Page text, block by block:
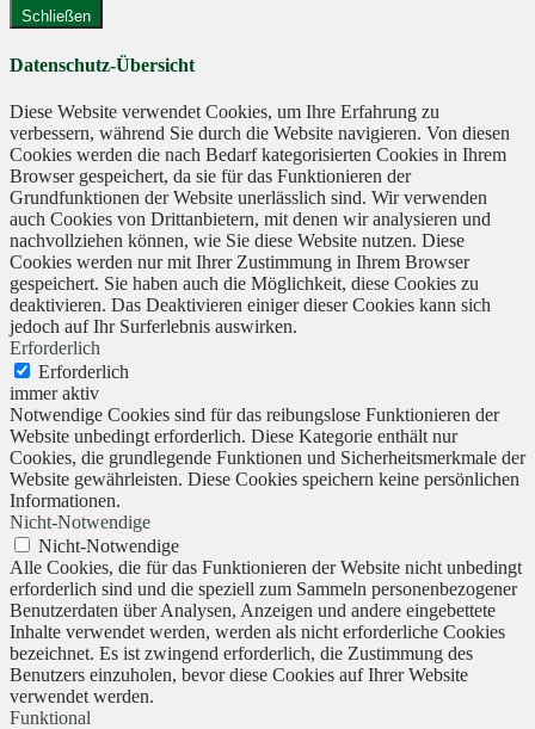
Schließen
Datenschutz-Übersicht
Diese Website verwendet Cookies, um Ihre Erfahrung zu
verbessern, während Sie durch die Website navigieren. Von diesen
Cookies werden die nach Bedarf kategorisierten Cookies in Ihrem
Browser gespeichert, da sie für das Funktionieren der
Grundfunktionen der Website unerlässlich sind. Wir verwenden
auch Cookies von Drittanbietern, mit denen wir analysieren und
nachvollziehen können, wie Sie diese Website nutzen. Diese
Cookies werden nur mit Ihrer Zustimmung in Ihrem Browser
gespeichert. Sie haben auch die Möglichkeit, diese Cookies zu
deaktivieren. Das Deaktivieren einiger dieser Cookies kann sich
jedoch auf Ihr Surferlebnis auswirken.
Erforderlich
Erforderlich
immer aktiv
Notwendige Cookies sind für das reibungslose Funktionieren der
Website unbedingt erforderlich. Diese Kategorie enthält nur
Cookies, die grundlegende Funktionen und Sicherheitsmerkmale der
Website gewährleisten. Diese Cookies speichern keine persönlichen
Informationen.
Nicht-Notwendige
Nicht-Notwendige
Alle Cookies, die für das Funktionieren der Website nicht unbedingt
erforderlich sind und die speziell zum Sammeln personenbezogener
Benutzerdaten über Analysen, Anzeigen und andere eingebettete
Inhalte verwendet werden, werden als nicht erforderliche Cookies
bezeichnet. Es ist zwingend erforderlich, die Zustimmung des
Benutzers einzuholen, bevor diese Cookies auf Ihrer Website
verwendet werden.
Funktional